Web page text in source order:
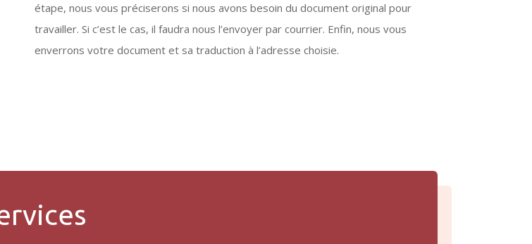
étape, nous vous préciserons si nous avons besoin du document original pour
travailler. Si c’est le cas, il faudra nous l’envoyer par courrier. Enfin, nous vous
enverrons votre document et sa traduction à l’adresse choisie.